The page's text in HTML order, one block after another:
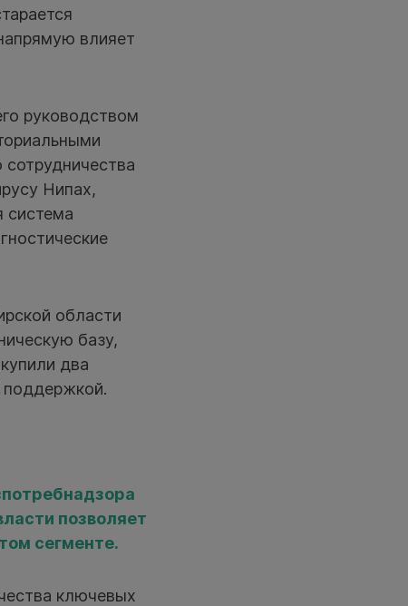
влияет
руководством
Нипах,
система
области
базу,
два
поддержкой.
позволяет
сегменте.
ключевых